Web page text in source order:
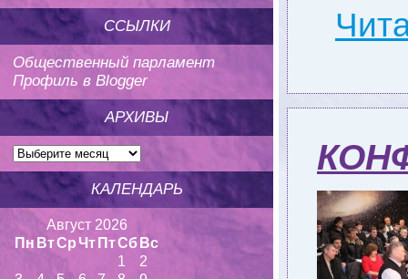
ССЫЛКИ
Общественный парламент
Профиль в Blogger
АРХИВЫ
КАЛЕНДАРЬ
Август 2026
Пн ВтСрЧт ПтСб Вс
1
2